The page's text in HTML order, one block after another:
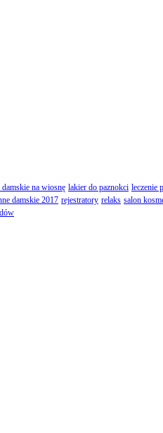
na wiosnę lakier do paznokci leczenie
damskie 2017 rejestratory relaks salon